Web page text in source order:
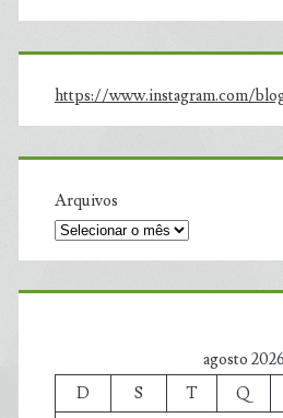
https://www.instagram.com/
Arquivos
agosto 2026
D
S T Q